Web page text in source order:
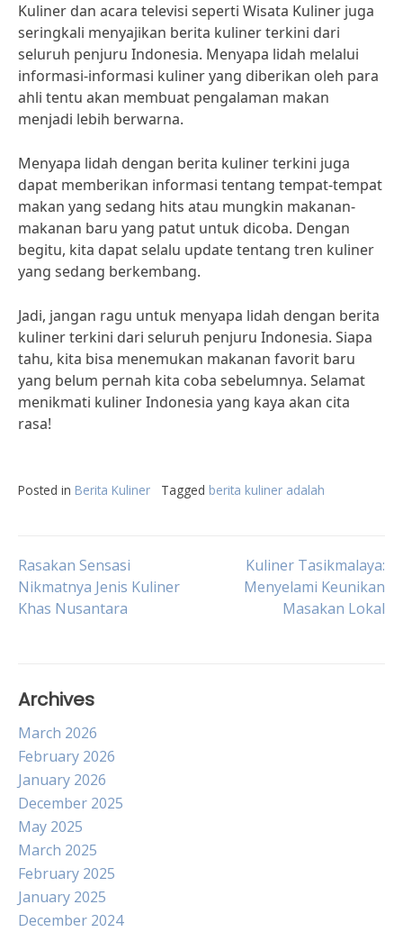
Kuliner dan acara televisi seperti Wisata Kuliner juga
seringkali menyajikan berita kuliner terkini dari
seluruh penjuru Indonesia. Menyapa lidah melalui
informasi-informasi kuliner yang diberikan oleh para
ahli tentu akan membuat pengalaman makan
menjadi lebih berwarna.
Menyapa lidah dengan berita kuliner terkini juga
dapat memberikan informasi tentang tempat-tempat
makan yang sedang hits atau mungkin makanan-
makanan baru yang patut untuk dicoba. Dengan
begitu, kita dapat selalu update tentang tren kuliner
yang sedang berkembang.
Jadi, jangan ragu untuk menyapa lidah dengan berita
kuliner terkini dari seluruh penjuru Indonesia. Siapa
tahu, kita bisa menemukan makanan favorit baru
yang belum pernah kita coba sebelumnya. Selamat
menikmati kuliner Indonesia yang kaya akan cita
rasa!
Posted in Berita Kuliner Tagged berita kuliner adalah
Post
navigation
Rasakan Sensasi
Nikmatnya Jenis Kuliner
Khas Nusantara
Kuliner Tasikmalaya:
Menyelami Keunikan
Masakan Lokal
Archives
March 2026
February 2026
January 2026
December 2025
May 2025
March 2025
February 2025
January 2025
December 2024